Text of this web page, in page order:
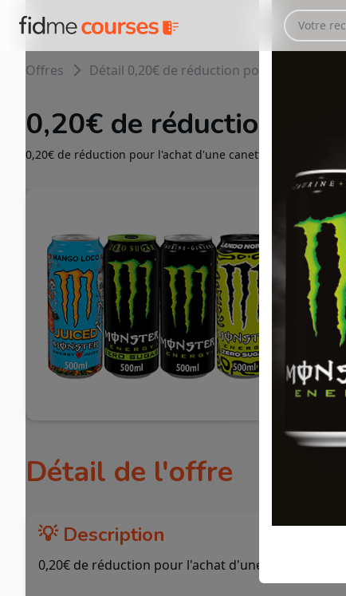
Offres Détail 0,20€ de réduction pour l'achat
0,20€ de réduction
0,20€ de réduction pour l'achat d'une canette MONSTER
Détail de l'offre
💡 Description
0,20€ de réduction pour l'achat d'une canette